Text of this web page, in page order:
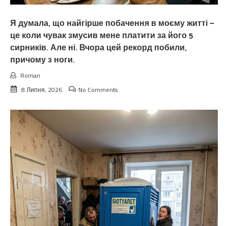
Я думала, що найгірше побачення в моєму житті —
це коли чувак змусив мене платити за його 5
сирників. Але ні. Вчора цей рекорд побили,
причому з ноги.
Roman
8 Липня, 2026
No Comments